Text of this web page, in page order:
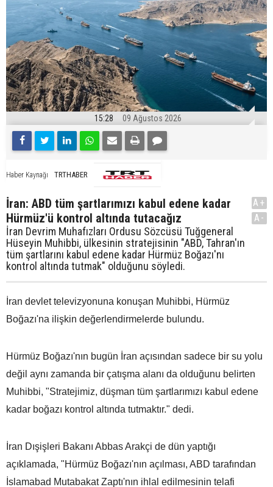
15:28 09 Ağustos 2026
Haber Kaynağı TRTHABER
İran: ABD tüm şartlarımızı kabul edene kadar
Hürmüz'ü kontrol altında tutacağız
İran Devrim Muhafızları Ordusu Sözcüsü Tuğgeneral
Hüseyin Muhibbi, ülkesinin stratejisinin "ABD, Tahran'ın
tüm şartlarını kabul edene kadar Hürmüz Boğazı'nı
kontrol altında tutmak" olduğunu söyledi.
A+
A-
İran devlet televizyonuna konuşan Muhibbi, Hürmüz
Boğazı'na ilişkin değerlendirmelerde bulundu.
Hürmüz Boğazı'nın bugün İran açısından sadece bir su yolu
değil aynı zamanda bir çatışma alanı da olduğunu belirten
Muhibbi, "Stratejimiz, düşman tüm şartlarımızı kabul edene
kadar boğazı kontrol altında tutmaktır." dedi.
İran Dışişleri Bakanı Abbas Arakçi de dün yaptığı
açıklamada, "Hürmüz Boğazı'nın açılması, ABD tarafından
İslamabad Mutabakat Zaptı'nın ihlal edilmesinin telafi